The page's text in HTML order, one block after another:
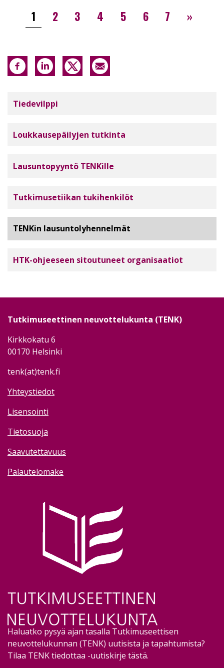
Sivutus
1 2 3 4 5 6 7 »
Tiedevilppi
Loukkausepäilyjen tutkinta
Lausuntopyyntö TENKille
Tutkimusetiikan tukihenkilöt
TENKin lausuntolyhennelmät
HTK-ohjeeseen sitoutuneet organisaatiot
Tutkimuseettinen neuvottelukunta (TENK)
Kirkkokatu 6
00170 Helsinki
tenk(at)tenk.fi
Yhteystiedot
Lisensointi
Tietosuoja
Saavutettavuus
Palautelomake
Haluatko pysyä ajan tasalla Tutkimuseettisen
neuvottelukunnan (TENK) uutisista ja tapahtumista?
Tilaa TENK tiedottaa -uutiskirje tästä.